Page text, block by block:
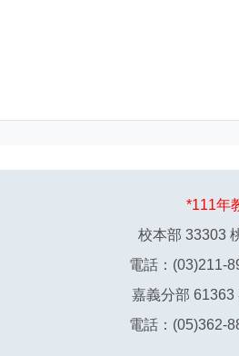
*111年
校本部 33303
電話：
嘉義分部 61363
電話：